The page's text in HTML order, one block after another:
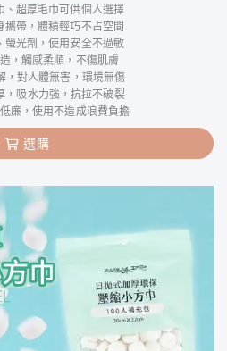
、超厚毛巾可供個人選擇
攜帶，體積輕巧不占空間
螢光劑，使用安全不過敏
，觸感柔順，不傷肌膚
，對人體無害，環境無傷
，吸水力強，抗拉不破裂
廉，使用不造成浪費負擔
選購